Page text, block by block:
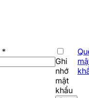
*
Ghi
nhớ
mật
khẩu